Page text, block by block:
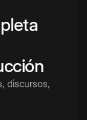
discursos,